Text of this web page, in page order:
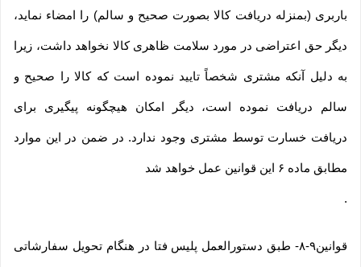
باربری (بمنزله دریافت کالا بصورت صحیح و سالم) را امضاء نماید،
دیگر حق اعتراضی در مورد سلامت ظاهری کالا نخواهد داشت، زیرا
به دلیل آنکه مشتری شخصاً تایید نموده است که کالا را صحیح و
سالم دریافت نموده است، دیگر امکان هیچگونه پیگیری برای
دریافت خسارت توسط مشتری وجود ندارد. در ضمن در این موارد
مطابق ماده ۶ این قوانین عمل خواهد شد
.
قوانین۹-۸- طبق دستورالعمل پلیس فتا در هنگام تحویل سفارشاتی